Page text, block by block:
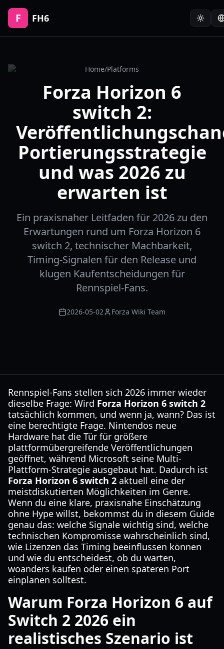
F FH6
Home/Platforms
Forza Horizon 6
switch 2:
Portierungsstrategie
und was 2026 zu
erwarten ist
Ein praxisnaher Leitfaden für 2026 zu den
Erwartungen rund um Forza Horizon 6
switch 2, technischer Machbarkeit,
Timing-Signalen für den Release und
klugen Kaufentscheidungen für
Rennspiel-Fans.
2026-05-02 Forza Wiki Team
Rennspiel-Fans stellen sich 2026 immer wieder
dieselbe Frage: Wird Forza Horizon 6 switch 2
tatsächlich kommen, und wenn ja, wann? Das ist
eine berechtigte Frage. Nintendos neue
Hardware hat die Tür für größere
plattformübergreifende Veröffentlichungen
geöffnet, während Microsoft seine Multi-
Plattform-Strategie ausgebaut hat. Dadurch ist
Forza Horizon 6 switch 2 aktuell eine der
meistdiskutierten Möglichkeiten im Genre.
Wenn du eine klare, praxisnahe Einschätzung
ohne Hype willst, bekommst du in diesem Guide
genau das: welche Signale wichtig sind, welche
technischen Kompromisse wahrscheinlich sind,
wie Lizenzen das Timing beeinflussen können
und wie du entscheidest, ob du warten,
woanders kaufen oder einen späteren Port
einplanen solltest.
Warum Forza Horizon 6 auf
Switch 2 2026 ein
realistisches Szenario ist